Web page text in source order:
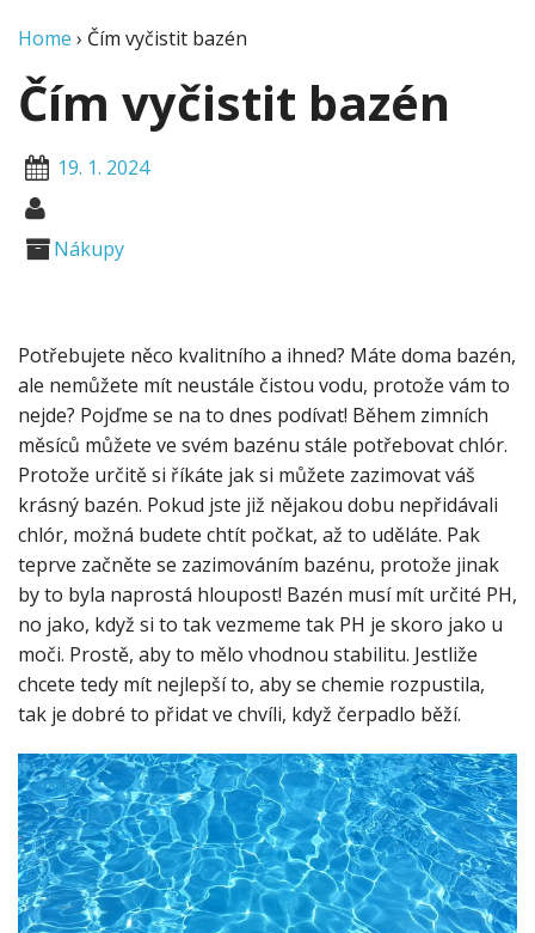
Home › Čím vyčistit bazén
Čím vyčistit bazén
19. 1. 2024
Nákupy
Potřebujete něco kvalitního a ihned? Máte doma bazén,
ale nemůžete mít neustále čistou vodu, protože vám to
nejde? Pojďme se na to dnes podívat! Během zimních
měsíců můžete ve svém bazénu stále potřebovat chlór.
Protože určitě si říkáte jak si můžete zazimovat váš
krásný bazén. Pokud jste již nějakou dobu nepřidávali
chlór, možná budete chtít počkat, až to uděláte. Pak
teprve začněte se zazimováním bazénu, protože jinak
by to byla naprostá hloupost! Bazén musí mít určité PH,
no jako, když si to tak vezmeme tak PH je skoro jako u
moči. Prostě, aby to mělo vhodnou stabilitu. Jestliže
chcete tedy mít nejlepší to, aby se chemie rozpustila,
tak je dobré to přidat ve chvíli, když čerpadlo běží.